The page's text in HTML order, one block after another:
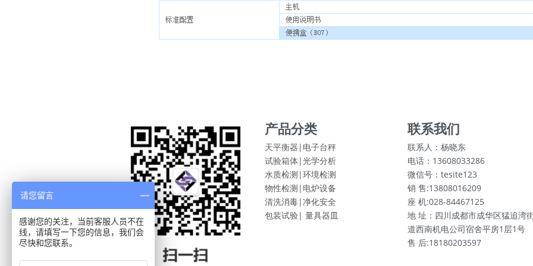
产品分类
天平衡器|电子台秤
试验箱体|光学分析
水质检测|环境检测
物性检测| 电炉设备
清洗消毒|净化安全
包装试验| 量具器皿
联系我们
联系人：杨晓东
电话：13608033286
微信号：tesite123
销 售:13808016209
座 机:028-84467125
地 址：四川成都市成华区猛追湾
道西南机电公司宿舍平房1层1号
售 后:18180203597
请您留言
感谢您的关注，当前客服人员不在
线，请填写一下您的信息，我们会
尽快和您联系。